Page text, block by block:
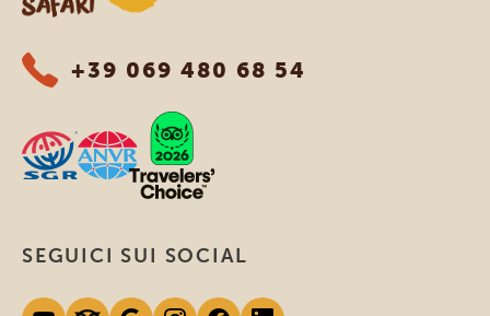
+39 069 480 68 54
SEGUICI SUI SOCIAL